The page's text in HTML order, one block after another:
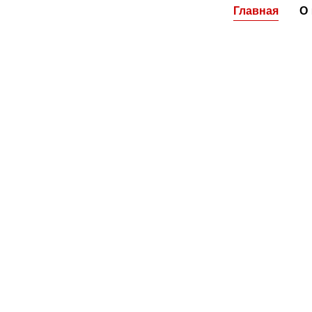
Главная О